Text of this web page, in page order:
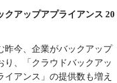
クアップアプライアンス 20
昨今、企業がバックアップ
り、「クラウドバックアッ
アンス」の提供数も増え